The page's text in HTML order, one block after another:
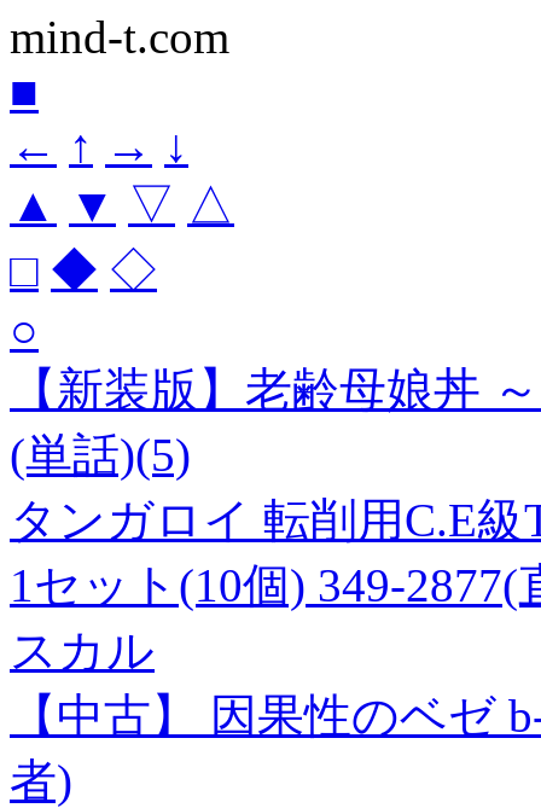
mind-t.com
■
← ↑ → ↓
▲
▼ ▽ △
□ ◆ ◇
○
【新装版】老齢母娘丼
(単話)(5)
タンガロイ 転削用C.E
1セット(10個) 349-2877(
スカル
【中古】 因果性のベゼ
者)